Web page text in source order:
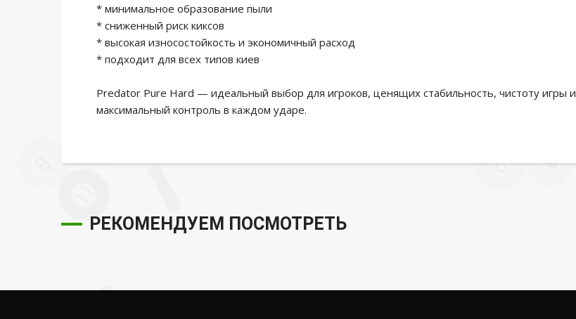
* минимальное образование пыли
* сниженный риск киксов
* высокая износостойкость и экономичный расход
* подходит для всех типов киев
Predator Pure Hard — идеальный выбор для игроков, ценящих стабильность, чистоту игры и
максимальный контроль в каждом ударе.
РЕКОМЕНДУЕМ ПОСМОТРЕТЬ